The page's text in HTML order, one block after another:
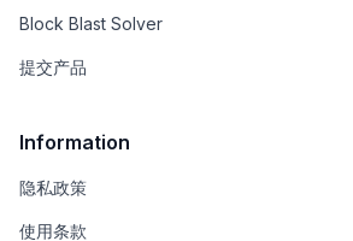
Block Blast Solver
提交产品
Information
隐私政策
使用条款